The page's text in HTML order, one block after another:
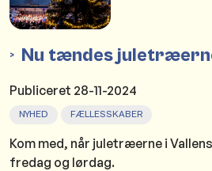
Nu tændes
Publiceret 28-11-2024
NYHED FÆLLESSKABER
Kom med, når juletræerne i
fredag og lørdag.